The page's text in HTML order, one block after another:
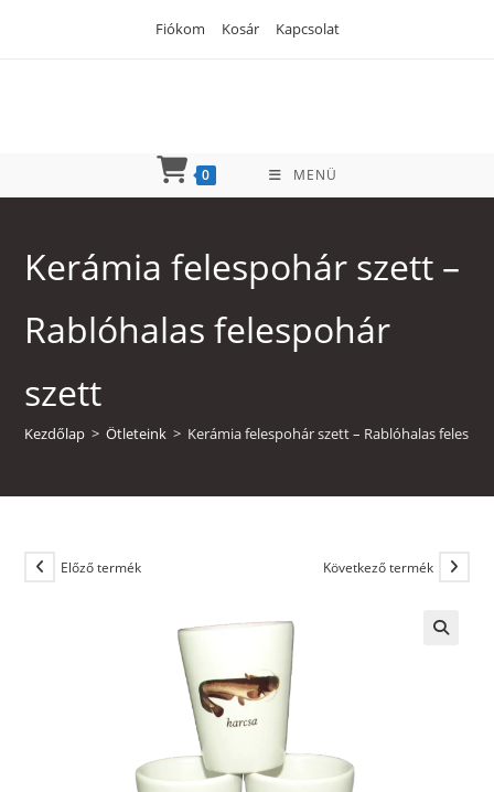
Fiókom Kosár Kapcsolat
0 MENÜ
Kerámia felespohár szett –
Rablóhalas felespohár
szett
Kezdőlap > Ötleteink > Kerámia felespohár szett – Rablóhalas
Előző termék Következő termék